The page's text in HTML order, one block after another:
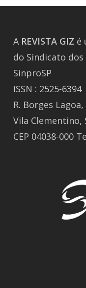
A REVISTA GIZ é
do Sindicato dos
SinproSP
ISSN : 2525-6394
R. Borges Lagoa,
Vila Clementino,
CEP 04038-000